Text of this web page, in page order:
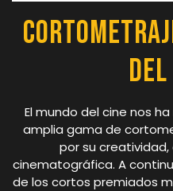
del
El mundo del cine nos
amplia gama de
por su
cinematográfica. A
de los cortos premiados